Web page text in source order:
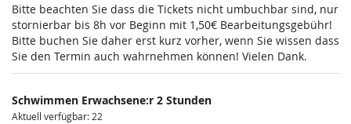
Bitte beachten Sie dass die Tickets nicht umbuchbar sind, nur
stornierbar bis 8h vor Beginn mit 1,50€ Bearbeitungsgebühr!
Bitte buchen Sie daher erst kurz vorher, wenn Sie wissen dass
Sie den Termin auch wahrnehmen können! Vielen Dank.
Schwimmen Erwachsene:r 2 Stunden
Aktuell verfügbar: 22